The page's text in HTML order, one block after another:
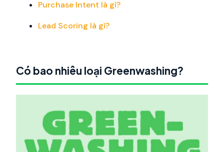
Purchase Intent là gì?
Lead Scoring là gì?
Có bao nhiêu loại Greenwashing?